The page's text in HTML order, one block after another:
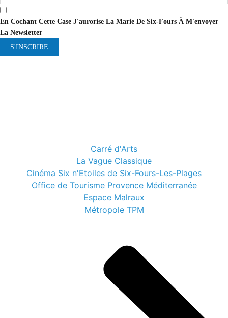
En Cochant Cette Case J'aurorise La Marie De Six-Fours À M'envoyer
La Newsletter
S'INSCRIRE
Carré d'Arts
La Vague Classique
Cinéma Six n'Etoiles de Six-Fours-Les-Plages
Office de Tourisme Provence Méditerranée
Espace Malraux
Métropole TPM